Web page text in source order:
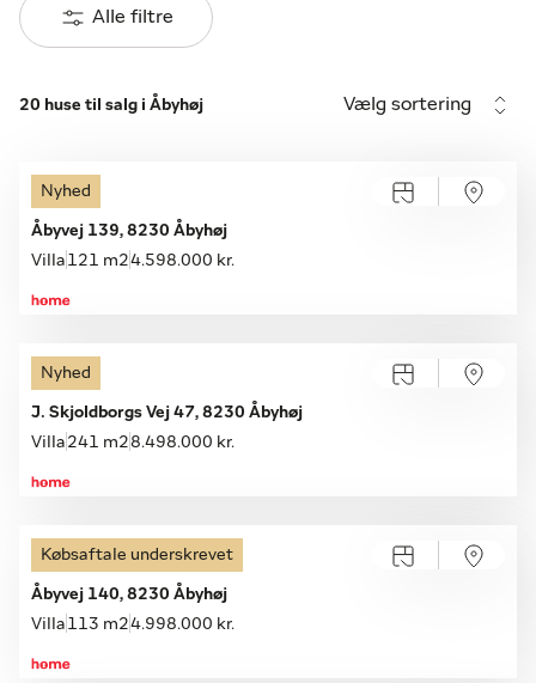
Alle filtre
20 huse til salg i Åbyhøj Vælg sortering
Nyhed
Åbyvej 139, 8230 Åbyhøj
Villa 121 m24.598.000 kr.
Nyhed
J. Skjoldborgs Vej 47, 8230 Åbyhøj
Villa 241 m28.498.000 kr.
Købsaftale underskrevet
Åbyvej 140, 8230 Åbyhøj
Villa 113 m24.998.000 kr.